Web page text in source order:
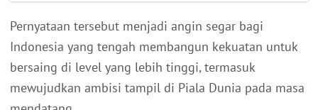
Pernyataan tersebut menjadi angin segar bagi
Indonesia yang tengah membangun kekuatan untuk
bersaing di level yang lebih tinggi, termasuk
mewujudkan ambisi tampil di Piala Dunia pada masa